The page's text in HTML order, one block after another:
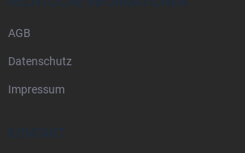
AGB
Datenschutz
Impressum
KONTAKT